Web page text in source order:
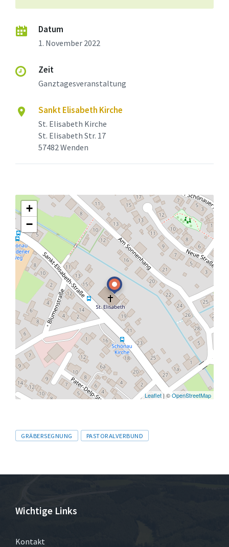
Datum
1. November 2022
Zeit
Ganztagesveranstaltung
Sankt Elisabeth Kirche
St. Elisabeth Kirche
St. Elisabeth Str. 17
57482 Wenden
+
−
Leaflet| ©OpenStreetMap
Tags
GRÄBERSEGNUNG PASTORALVERBUND
Wichtige Links
Kontakt